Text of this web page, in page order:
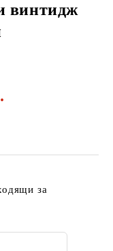
винтидж
за